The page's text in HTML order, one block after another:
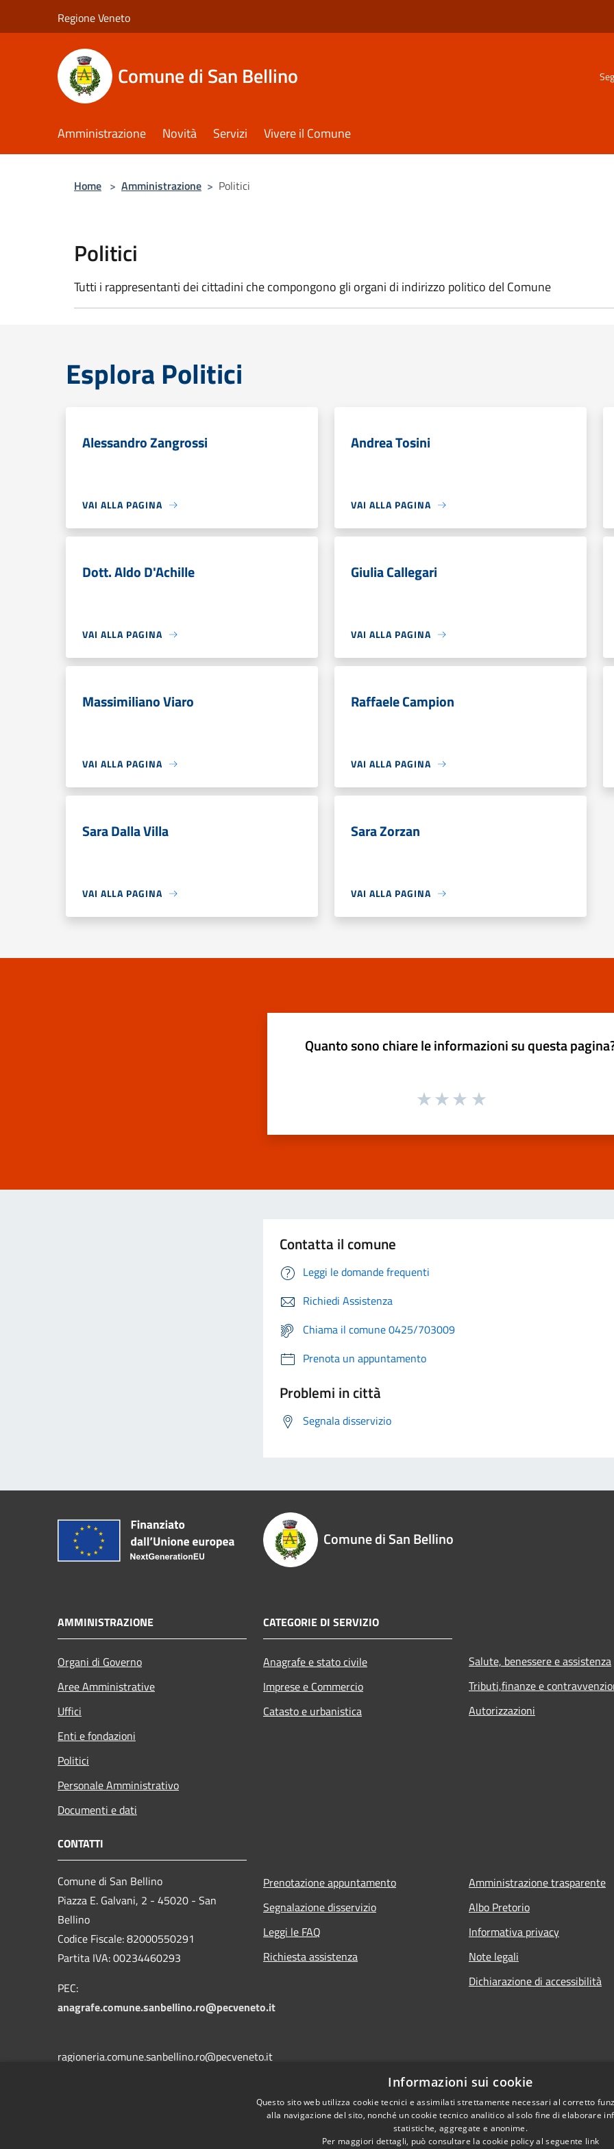
Regione Veneto
Comune di San Bellino
Amministrazione Novità Servizi Vivere il Comune
Home > Amministrazione > Politici
Politici
Tutti i rappresentanti dei cittadini che compongono gli organi di indirizzo politico del Comune
Esplora Politici
Alessandro Zangrossi
VAI ALLA PAGINA
Andrea Tosini
VAI ALLA PAGINA
Dott. Aldo D'Achille
VAI ALLA PAGINA
Giulia Callegari
VAI ALLA PAGINA
Massimiliano Viaro
VAI ALLA PAGINA
Raffaele Campion
VAI ALLA PAGINA
Sara Dalla Villa
VAI ALLA PAGINA
Sara Zorzan
VAI ALLA PAGINA
Quanto sono chiare le informazioni su questa
Contatta il comune
Leggi le domande frequenti
Richiedi Assistenza
Chiama il comune 0425/703009
Prenota un appuntamento
Problemi in città
Segnala disservizio
Comune di San Bellino
AMMINISTRAZIONE
Organi di Governo
Aree Amministrative
Uffici
Enti e fondazioni
Politici
Personale Amministrativo
Documenti e dati
CATEGORIE DI SERVIZIO
Anagrafe e stato civile
Imprese e Commercio
Catasto e urbanistica
Salute, benessere e assistenza
Tributi,finanze e
Autorizzazioni
CONTATTI
Comune di San Bellino
Piazza E. Galvani, 2 - 45020 - San
Bellino
Codice Fiscale: 82000550291
Partita IVA: 00234460293
PEC:
anagrafe.comune.sanbellino.ro@pecveneto.it
ragioneria.comune.sanbellino.ro@pecveneto.it
tecnico.comune.sanbellino.ro@pecveneto.it
Prenotazione appuntamento
Segnalazione disservizio
Leggi le FAQ
Richiesta assistenza
Amministrazione trasparente
Albo Pretorio
Informativa privacy
Note legali
Dichiarazione di accessibilità
Informazioni sui cookie
Questo sito web utilizza cookie tecnici e assimilati strettamente necessari al corretto
alla navigazione del sito, nonché un cookie tecnico analitico al solo fine di elaborare
statistiche, aggregate e anonime.
Per maggiori dettagli, può consultare la cookie policy al seguente link